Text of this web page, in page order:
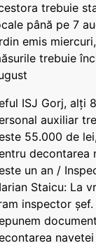
trebuie
până pe 7
emis
trebuie
ISJ Gorj, alți
auxiliar
55.000 de
decontarea
un an /
Staicu: La
inspector
navetei